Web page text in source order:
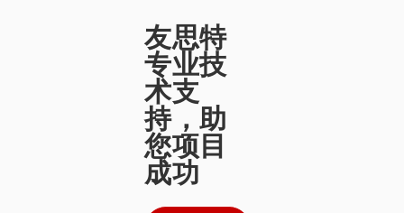
友思特
专业技
术支
持，助
您项目
成功